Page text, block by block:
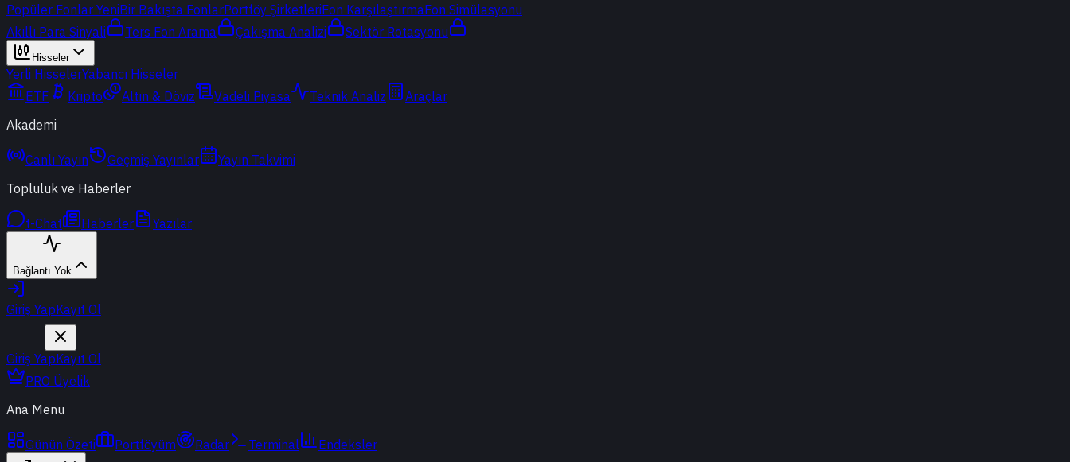
Popüler Fonlar YeniBir Bakışta FonlarPortföy ŞirketleriFon KarşılaştırmaFon Simülasyonu
Akıllı Para Sinyali
Ters Fon Arama Çakışma Analizi Sektör Rotasyonu
Hisseler
Yerli HisselerYabancı Hisseler
ETF
Kripto Altın & Döviz Vadeli Piyasa Teknik Analiz
Araçlar
Akademi
Canlı Yayın Geçmiş Yayınlar
Yayın Takvimi
Topluluk ve Haberler
t-Chat Haberler Yazılar
Bağlantı Yok
Giriş YapKayıt Ol
Giriş YapKayıt Ol
PRO Üyelik
Ana Menu
Günün Özeti Portföyüm Radar Terminal Endeksler